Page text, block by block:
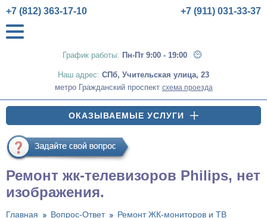
График работы: Пн-Пт 9:00 - 19:00
+7 (812) 363-17-10 +7 (911) 031-33-37
Наш адрес: СПб, Учительская улица, 23
метро Гражданский проспект схема проезда
ОКАЗЫВАЕМЫЕ УСЛУГИ
Ремонт жк-телевизоров Philips, нет
изображения.
Главная Вопрос-Ответ Ремонт ЖК-мониторов и ТВ